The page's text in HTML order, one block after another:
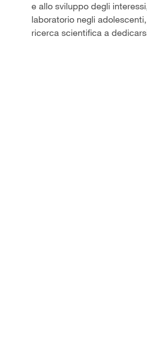
e allo sviluppo degli
laboratorio negli
ricerca scientifica a